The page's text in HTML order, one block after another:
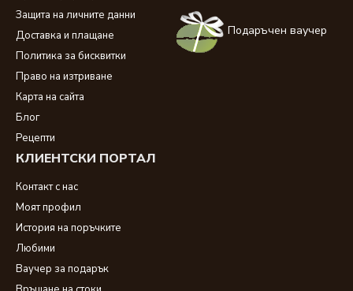
Защита на личните данни
Доставка и плащане
Политика за бисквитки
Право на изтриване
Карта на сайта
Блог
Рецепти
КЛИЕНТСКИ ПОРТАЛ
Контакт с нас
Моят профил
История на поръчките
Любими
Ваучер за подарък
Подаръчен ваучер